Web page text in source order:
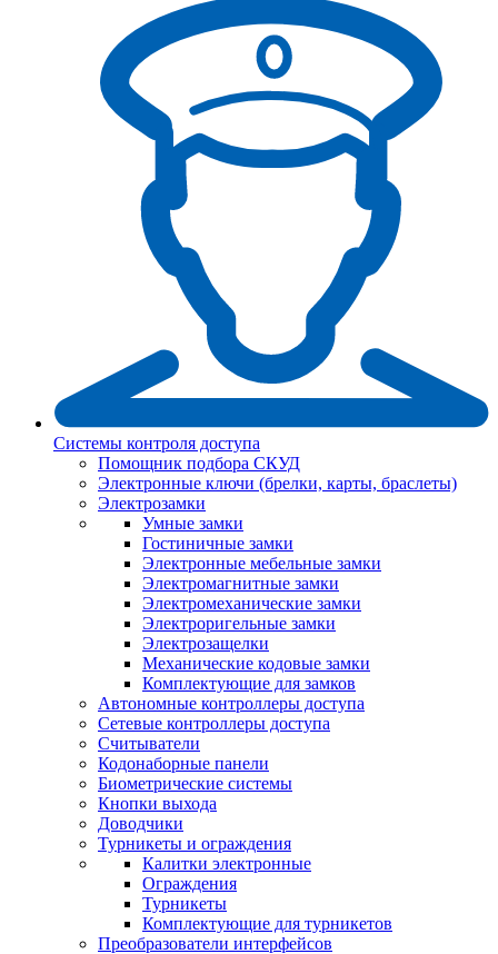
Системы контроля доступа
Помощник подбора СКУД
Электронные ключи (брелки, карты, браслеты)
Электрозамки
Умные замки
Гостиничные замки
Электронные мебельные замки
Электромагнитные замки
Электромеханические замки
Электроригельные замки
Электрозащелки
Механические кодовые замки
Комплектующие для замков
Автономные контроллеры доступа
Сетевые контроллеры доступа
Считыватели
Кодонаборные панели
Биометрические системы
Кнопки выхода
Доводчики
Турникеты и ограждения
Калитки электронные
Ограждения
Турникеты
Комплектующие для турникетов
Преобразователи интерфейсов